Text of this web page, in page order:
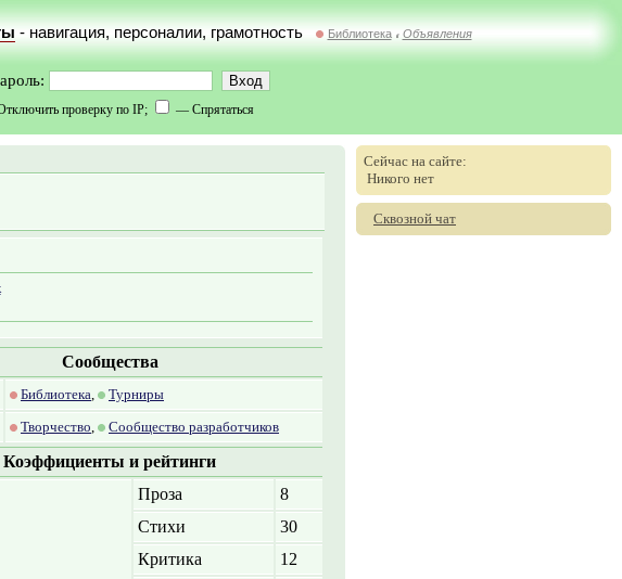
- навигация, персоналии, грамотность Библиотека // Объявления
проверку по IP; — Спрятаться
Сообщества
Библиотека, Турниры
Творчество, Сообщество разработчиков
Коэффициенты и рейтинги
Проза
8
Стихи
30
Критика
12
Сейчас на сайте:
Никого нет
Сквозной чат